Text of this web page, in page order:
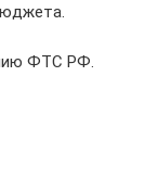
ФТС РФ.